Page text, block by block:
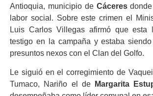
Antioquia, municipio deCáceresdonde
labor social. Sobre este crimen el
Luis Carlos Villegas afirmó que esta
testigo en la campaña y estaba
presuntos nexos con el Clan del Golfo.
Le siguió en el corregimiento de
Tumaco, Nariño el de
Margarita